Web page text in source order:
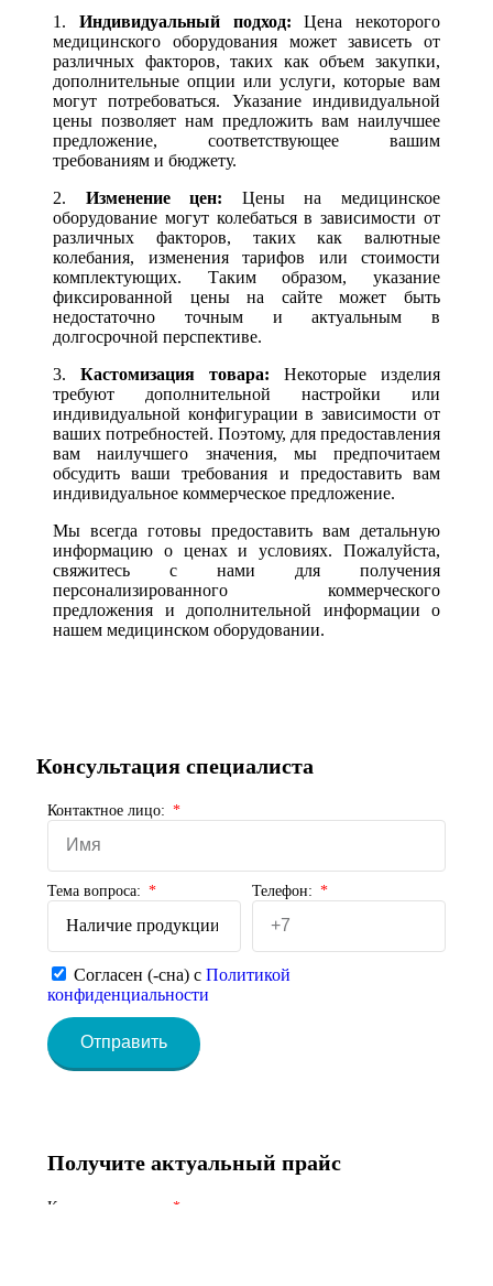
1. Индивидуальный подход: Цена некоторого
медицинского оборудования может зависеть от
различных факторов, таких как объем закупки,
дополнительные опции или услуги, которые вам
могут потребоваться. Указание индивидуальной
цены позволяет нам предложить вам наилучшее
предложение, соответствующее вашим
требованиям и бюджету.
2. Изменение цен: Цены на медицинское
оборудование могут колебаться в зависимости от
различных факторов, таких как валютные
колебания, изменения тарифов или стоимости
комплектующих. Таким образом, указание
фиксированной цены на сайте может быть
недостаточно точным и актуальным в
долгосрочной перспективе.
3. Кастомизация товара: Некоторые изделия
требуют дополнительной настройки или
индивидуальной конфигурации в зависимости от
ваших потребностей. Поэтому, для предоставления
вам наилучшего значения, мы предпочитаем
обсудить ваши требования и предоставить вам
индивидуальное коммерческое предложение.
Мы всегда готовы предоставить вам детальную
информацию о ценах и условиях. Пожалуйста,
свяжитесь с нами для получения
персонализированного коммерческого
предложения и дополнительной информации о
нашем медицинском оборудовании.
Консультация специалиста
Контактное лицо:
Тема вопроса: Телефон:
Согласен (-сна) с Политикой
конфиденциальности
Отправить
Получите актуальный прайс
Контактное лицо: